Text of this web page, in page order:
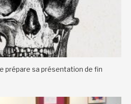
prépare sa présentation de fin